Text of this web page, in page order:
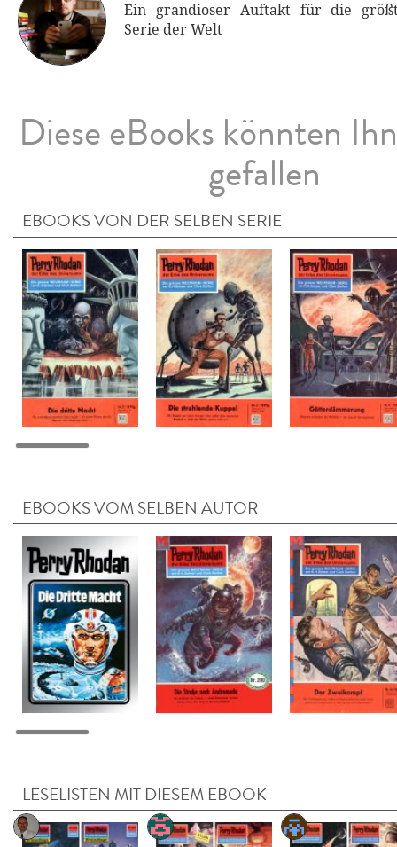
Ein grandioser Auftakt für die
Serie der Welt
Diese eBooks könnten
gefallen
EBOOKS VON DER SELBEN SERIE
EBOOKS VOM SELBEN AUTOR
LESELISTEN MIT DIESEM EBOOK